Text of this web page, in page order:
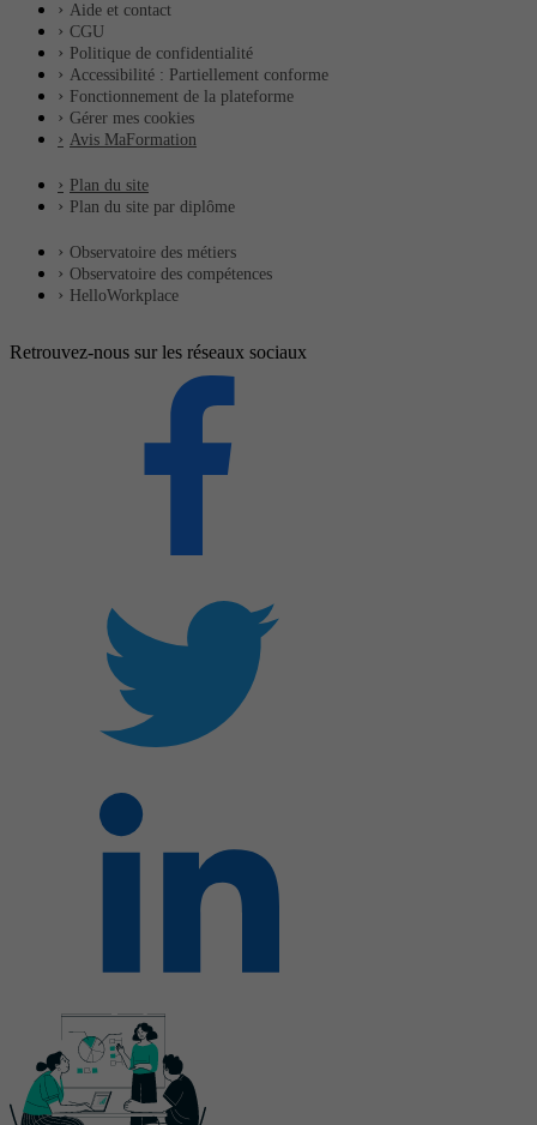
Aide et contact
CGU
Politique de confidentialité
Accessibilité : Partiellement conforme
Fonctionnement de la plateforme
Gérer mes cookies
Avis MaFormation
Plan du site
Plan du site par diplôme
Observatoire des métiers
Observatoire des compétences
HelloWorkplace
Retrouvez-nous sur les réseaux sociaux